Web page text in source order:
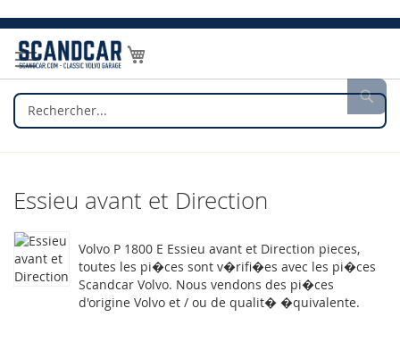
Allez
au
contenu
Mon panier
Essieu avant et Direction
Volvo P 1800 E Essieu avant et Direction pieces,
toutes les pi�ces sont v�rifi�es avec les pi�ces
Scandcar Volvo. Nous vendons des pi�ces
d'origine Volvo et / ou de qualit� �quivalente.